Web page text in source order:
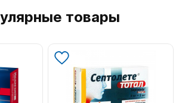
товары